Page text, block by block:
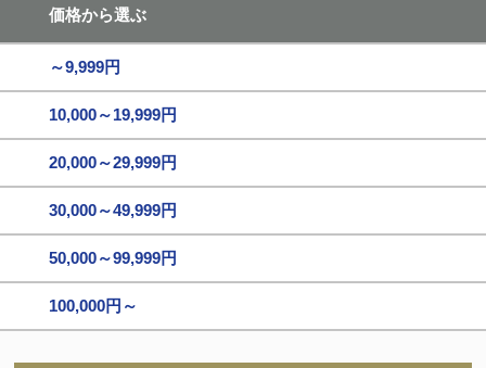
価格から選ぶ
～9,999円
10,000～19,999円
20,000～29,999円
30,000～49,999円
50,000～99,999円
100,000円～